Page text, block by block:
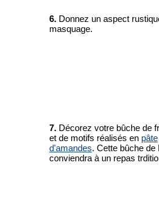
6. Donnez un aspect
masquage.
7. Décorez votre bûche de
et de motifs réalisés en pâte
d'amandes. Cette bûche de
conviendra à un repas